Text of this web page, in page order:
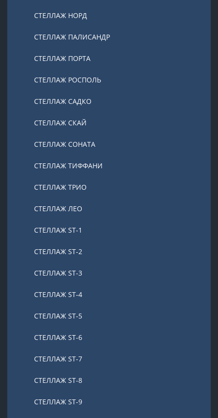
СТЕЛЛАЖ НОРД
СТЕЛЛАЖ ПАЛИСАНДР
СТЕЛЛАЖ ПОРТА
СТЕЛЛАЖ РОСПОЛЬ
СТЕЛЛАЖ САДКО
СТЕЛЛАЖ СКАЙ
СТЕЛЛАЖ СОНАТА
СТЕЛЛАЖ ТИФФАНИ
СТЕЛЛАЖ ТРИО
СТЕЛЛАЖ ЛЕО
СТЕЛЛАЖ ST-1
СТЕЛЛАЖ ST-2
СТЕЛЛАЖ ST-3
СТЕЛЛАЖ ST-4
СТЕЛЛАЖ ST-5
СТЕЛЛАЖ ST-6
СТЕЛЛАЖ ST-7
СТЕЛЛАЖ ST-8
СТЕЛЛАЖ ST-9